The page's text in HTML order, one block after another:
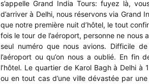
s’appelle Grand India Tours: fuyez là,
d’arriver à Delhi, nous réservons via Grand
que notre première nuit d’hôtel, le tout
fois le tour de l’aéroport, personne ne
seul numéro que nous avions. Difficile
l’aéroport ou qu’on nous a oublié. En fin
l’hôtel. Le quartier de Karol Bagh à Delhi
ou en tout cas d’une ville dévastée par